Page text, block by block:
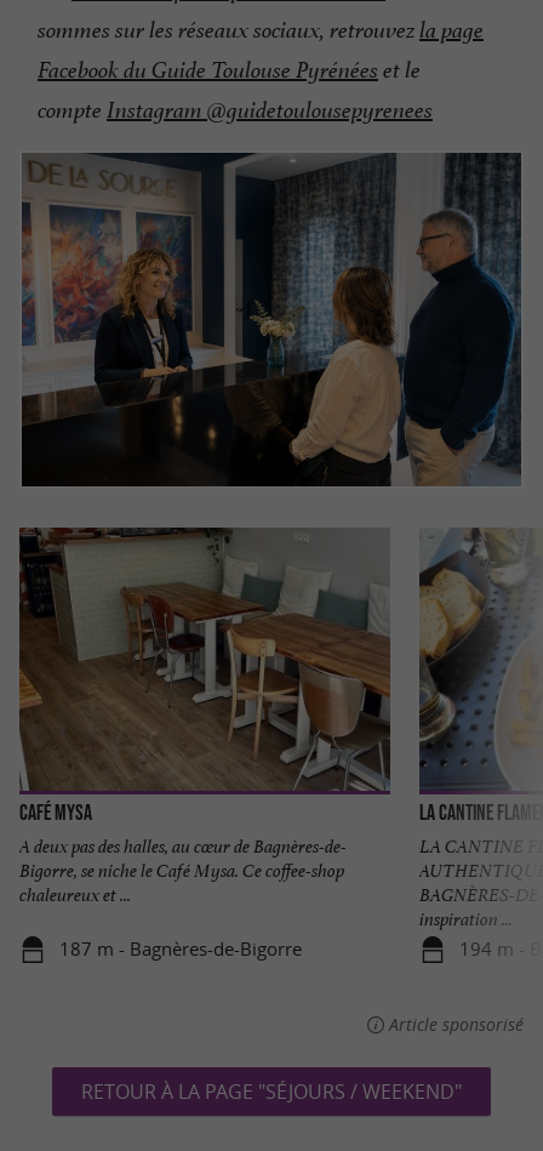
sommes sur les réseaux sociaux, retrouvezla page
Facebook du Guide Toulouse Pyrénées et le
compte Instagram @guidetoulousepyrenees
Café Mysa
A deux pas des halles, au cœur de Bagnères-de-
Bigorre, se niche le Café Mysa. Ce coffee-shop
chaleureux et ...
187 m - Bagnères-de-Bigorre
LA CANTINE
BAGNÈRES-
inspiration ...
194 m -
Article sponsorisé
RETOUR À LA PAGE "SÉJOURS / WEEKEND"